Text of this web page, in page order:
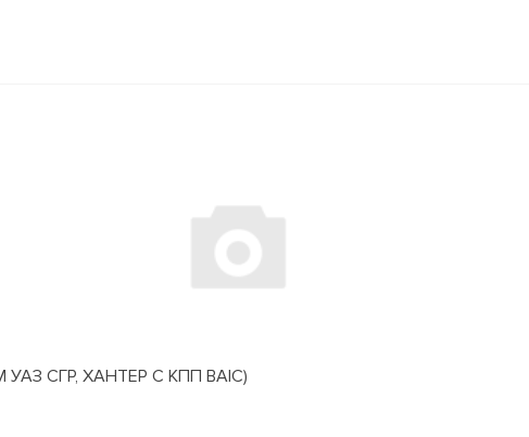
СГР, ХАНТЕР С КПП BAIC)